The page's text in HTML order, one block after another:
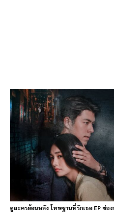
ดูละครย้อนหลัง โทษฐานที่รักเธอ EP ช่